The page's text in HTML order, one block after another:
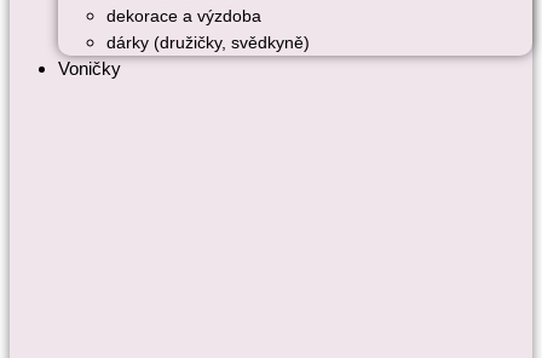
dekorace a výzdoba
dárky (družičky, svědkyně)
Voničky